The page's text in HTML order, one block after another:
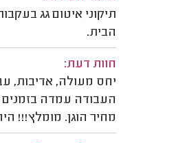
תיקוני איטום גג
הבית.
חוות דעת:
יחס מעולה, אדיבות,
העבודה עמדה
מחיר הוגן. מומלץ!!!